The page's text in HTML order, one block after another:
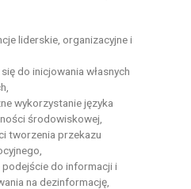
liderskie, organizacyjne i
do inicjowania własnych
wykorzystanie języka
środowiskowej,
tworzenia przekazu
do informacji i
na dezinformację,